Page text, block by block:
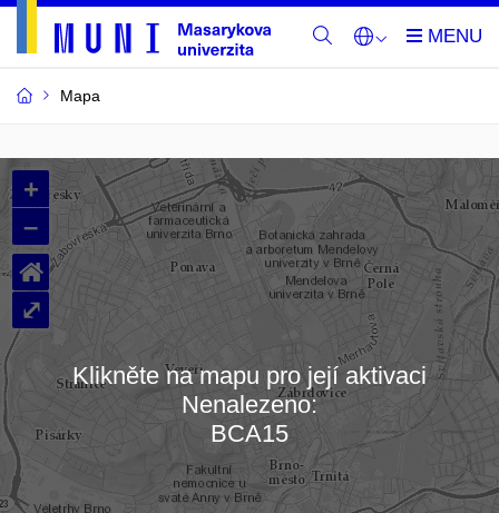
Mapa
Budovy
a
místnosti
MU
Načítám mapu…
+
–
⌂
⤢
Klikněte na mapu pro její aktivaci
Nenalezeno:
BCA15